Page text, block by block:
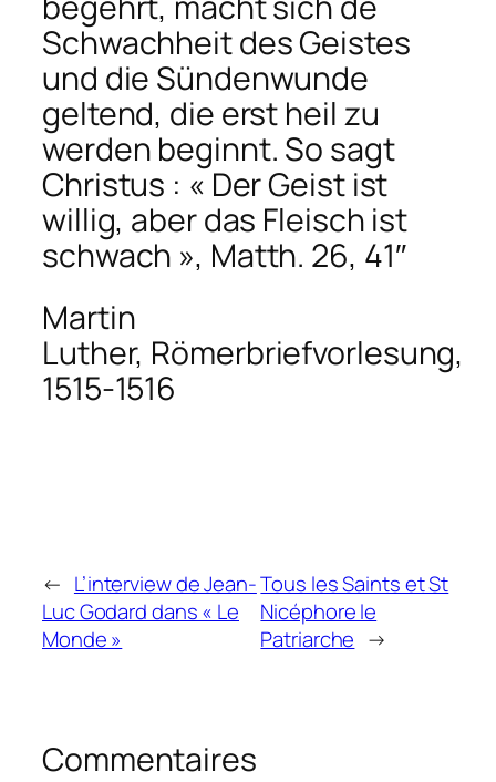
Schwachheit des Geistes
und die Sündenwunde
geltend, die erst heil zu
werden beginnt. So sagt
Christus : « Der Geist ist
willig, aber das Fleisch ist
schwach », Matth. 26, 41″
Martin
Luther, Römerbriefvorlesung,
1515-1516
← L’interview de Jean-
Luc Godard dans « Le
Monde »
Tous les Saints et St
Nicéphore le
Patriarche →
Commentaires